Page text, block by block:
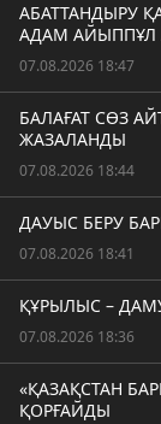
АБАТТАНДЫРУ
АДАМ АЙЫППҰЛ
07.08.2026 18:47
БАЛАҒАТ СӨЗ
ЖАЗАЛАНДЫ
07.08.2026 18:44
ДАУЫС БЕРУ
07.08.2026 18:41
ҚҰРЫЛЫС –
07.08.2026 18:36
«ҚАЗАҚСТАН
ҚОРҒАЙДЫ